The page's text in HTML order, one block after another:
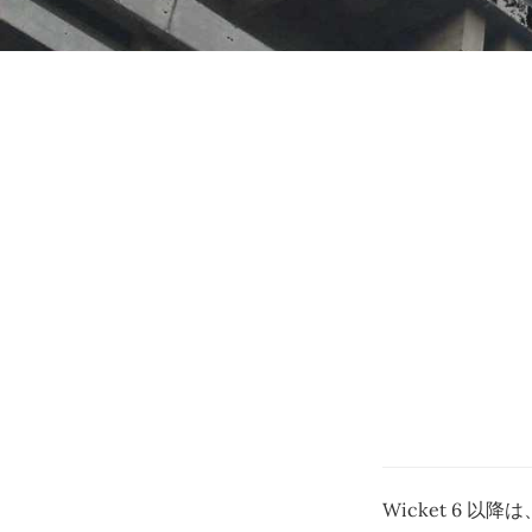
Wicket 6 以降は